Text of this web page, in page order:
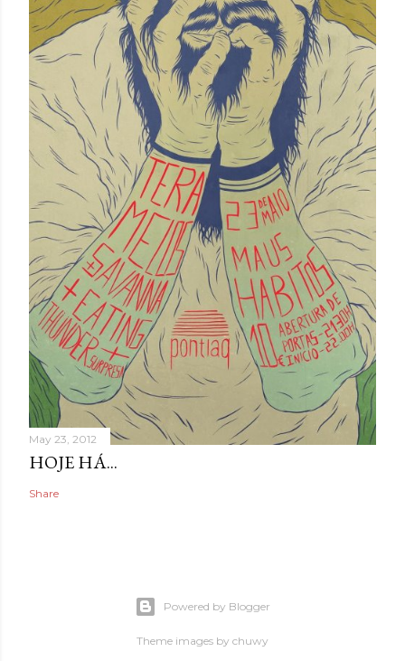
May 23, 2012
HOJE HÁ...
Share
Powered by Blogger
Theme images by chuwy